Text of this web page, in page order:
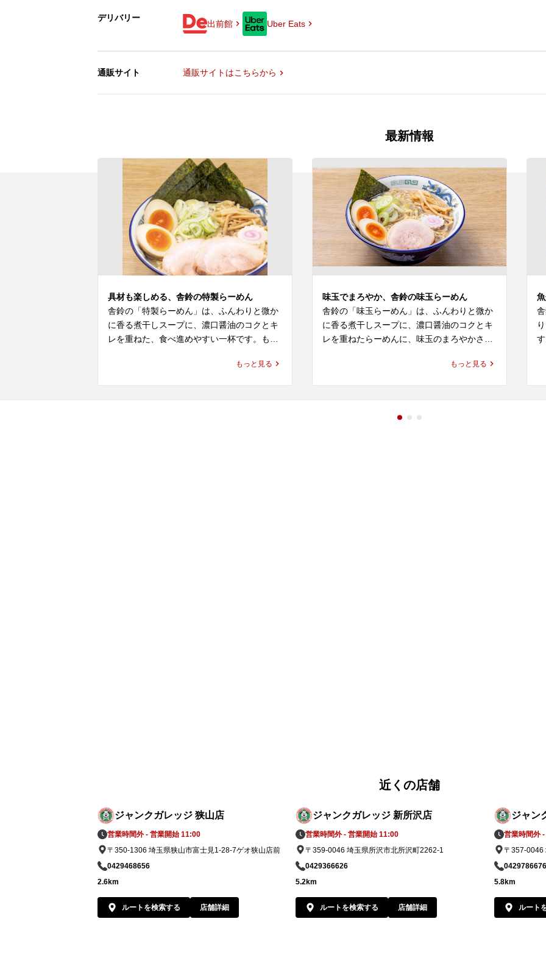
デリバリー
出前館 Uber Eats
通販サイト 通販サイトはこちらから
最新情報
具材も楽しめる、舎鈴の特製らーめん
舎鈴の「特製らーめん」は、ふんわりと微か
に香る煮干しスープに、濃口醤油のコクとキ
レを重ねた、食べ進めやすい一杯です。もっ
製ならではの具材が加わり、舎鈴 ラーメンと
もっと見る
味玉でまろやか、舎鈴の味玉らーめん
舎鈴の「味玉らーめん」は、ふんわりと微か
に香る煮干しスープに、濃口醤油のコクとキ
レを重ねたらーめんに、味玉のまろやかさを
親しまれている舎鈴らしい味づくりを感じな
もっと見る
近くの店舗
ジャンクガレッジ 狭山店
営業時間外 - 営業開始 11:00
〒350-1306 埼玉県狭山市富士見1-28-7ゲオ狭山店前
0429468656
2.6km
ルートを検索する 店舗詳細
ジャンクガレッジ 新所沢店
営業時間外 - 営業開始 11:00
〒359-0046 埼玉県所沢市北所沢町2262-1
0429366626
5.2km
ルートを検索する 店舗詳細
ジャン
営業時間外
〒357-0046
0429786676
5.8km
ルート